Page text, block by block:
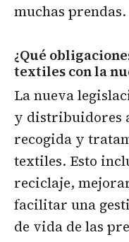
muchas prendas.
¿Qué
textiles con la
La nueva
y distribuidores
recogida y
textiles. Esto
reciclaje,
facilitar una
de vida de las